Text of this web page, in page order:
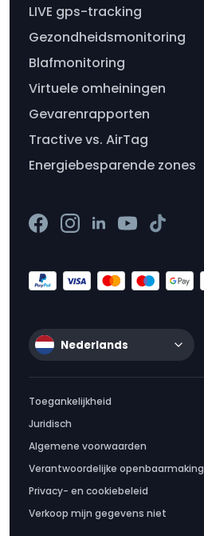
LIVE gps-tracking
Gezondheidsmonitoring
Blafmonitoring
Virtuele omheiningen
Gevarenrapporten
Tractive vs. AirTag
Energiebesparende zones
Nederlands
Toegankelijkheid
Juridisch
Algemene voorwaarden
Verantwoordelijke openbaarmaking
Privacy- en cookiebeleid
Verkoop mijn gegevens niet